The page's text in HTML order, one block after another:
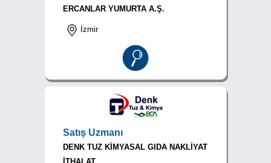
ERCANLAR YUMURTA A.Ş.
İzmir
Satış Uzmanı
DENK TUZ KİMYASAL GIDA NAKLİYAT